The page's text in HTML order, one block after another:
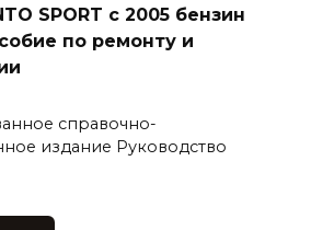
SPORT с 2005 бензин
по ремонту и
справочно-
издание Руководство